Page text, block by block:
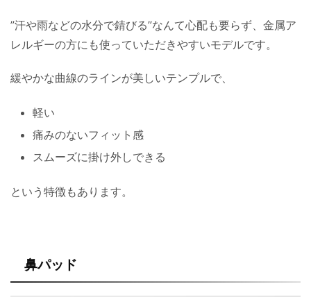
”汗や雨などの水分で錆びる”なんて心配も要らず、金属ア
レルギーの方にも使っていただきやすいモデルです。
緩やかな曲線のラインが美しいテンプルで、
軽い
痛みのないフィット感
スムーズに掛け外しできる
という特徴もあります。
鼻パッド